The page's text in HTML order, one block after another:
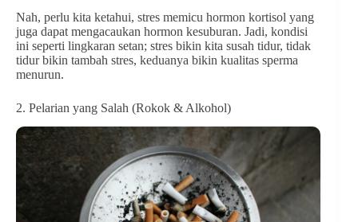
Nah, perlu kita ketahui, stres memicu hormon kortisol yang
juga dapat mengacaukan hormon kesuburan. Jadi, kondisi
ini seperti lingkaran setan; stres bikin kita susah tidur, tidak
tidur bikin tambah stres, keduanya bikin kualitas sperma
menurun.
2. Pelarian yang Salah (Rokok & Alkohol)